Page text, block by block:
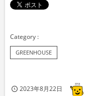
GREENHOUSE
2023年8月22日